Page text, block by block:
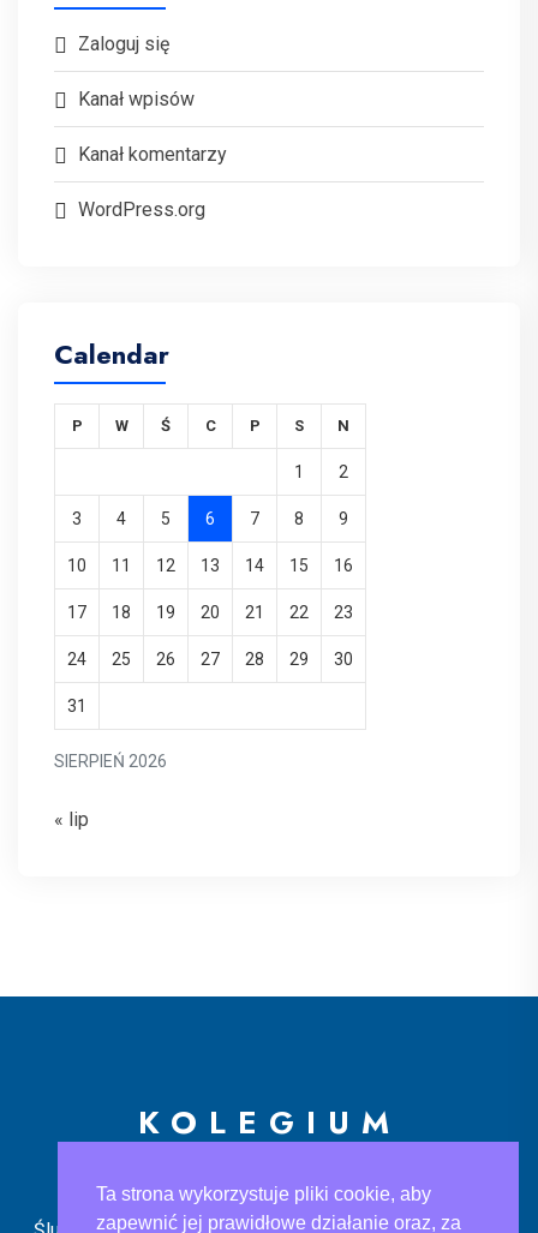
Zaloguj się
Kanał wpisów
Kanał komentarzy
WordPress.org
Calendar
SIERPIEŃ 2026
P W Ś C P S N
1 2
3 4 5 6 7 8 9
10 11 12 13 14 15 16
17 18 19 20 21 22 23
24 25 26 27 28 29 30
31
« lip
KOLEGIUM
Ta strona wykorzystuje pliki cookie, aby
zapewnić jej prawidłowe działanie oraz, za